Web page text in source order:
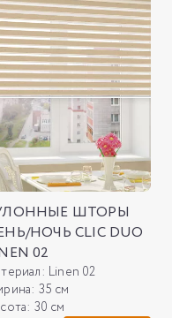
ШТОРЫ
НОЧЬ CLIC DUO
02
Linen 02
35 см
30 см